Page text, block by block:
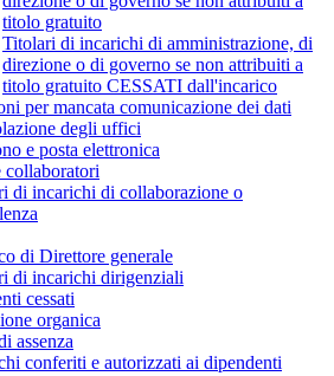
titolo gratuito
Titolari di incarichi di amministrazione, di
direzione o di governo se non attribuiti a
titolo gratuito CESSATI dall'incarico
per mancata comunicazione dei dati
degli uffici
e posta elettronica
collaboratori
di incarichi di collaborazione o
di Direttore generale
di incarichi dirigenziali
cessati
organica
assenza
conferiti e autorizzati ai dipendenti